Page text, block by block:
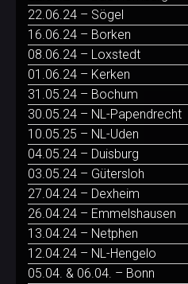
22.06.24 – Sögel
16.06.24 – Borken
08.06.24 – Loxstedt
01.06.24 – Kerken
31.05.24 – Bochum
30.05.24 – NL-Papendrecht
10.05.25 – NL-Uden
04.05.24 – Duisburg
03.05.24 – Gütersloh
27.04.24 – Dexheim
26.04.24 – Emmelshausen
13.04.24 – Netphen
12.04.24 – NL-Hengelo
05.04. & 06.04. – Bonn